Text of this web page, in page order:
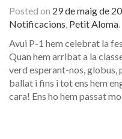
Posted on 29 de maig de
Notificacions, Petit Aloma.
Avui P-1 hem celebrat la
Quan hem arribat a la
verd esperant-nos, globus,
ballat i fins i tot ens hem
cara! Ens ho hem passat